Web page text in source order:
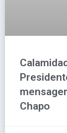
Chapo